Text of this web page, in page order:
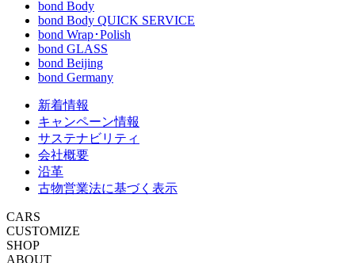
bond Body
bond Body QUICK SERVICE
bond Wrap･Polish
bond GLASS
bond Beijing
bond Germany
新着情報
キャンペーン情報
サステナビリティ
会社概要
沿革
古物営業法に基づく表示
CARS
CUSTOMIZE
SHOP
ABOUT